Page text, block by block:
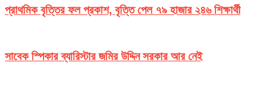
প্রাথমিক বৃত্তির ফল প্রকাশ, বৃত্তি পেল ৭৯ হাজার ২৪৬ শিক্ষার্থী
সাবেক স্পিকার ব্যারিস্টার জমির উদ্দিন সরকার আর নেই